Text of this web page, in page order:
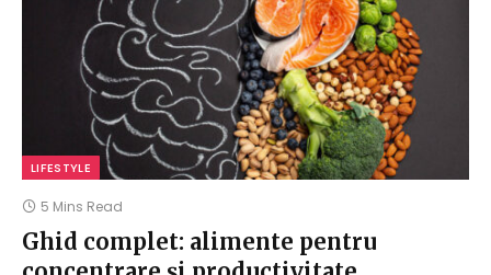
LIFESTYLE
5 Mins Read
Ghid complet: alimente pentru